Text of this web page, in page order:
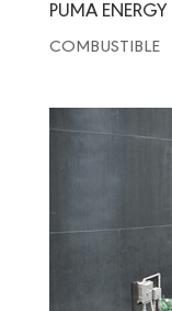
PUMA ENERGY
COMBUSTIBLE